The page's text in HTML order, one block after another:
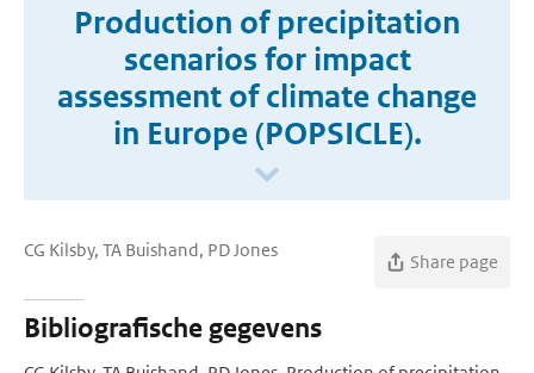
Production of precipitation
scenarios for impact
assessment of climate change
in Europe (POPSICLE).
CG Kilsby, TA Buishand, PD Jones
Share page
Bibliografische gegevens